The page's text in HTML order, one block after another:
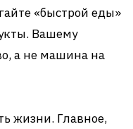
«быстрой еды»
Вашему
а не машина на
жизни. Главное,